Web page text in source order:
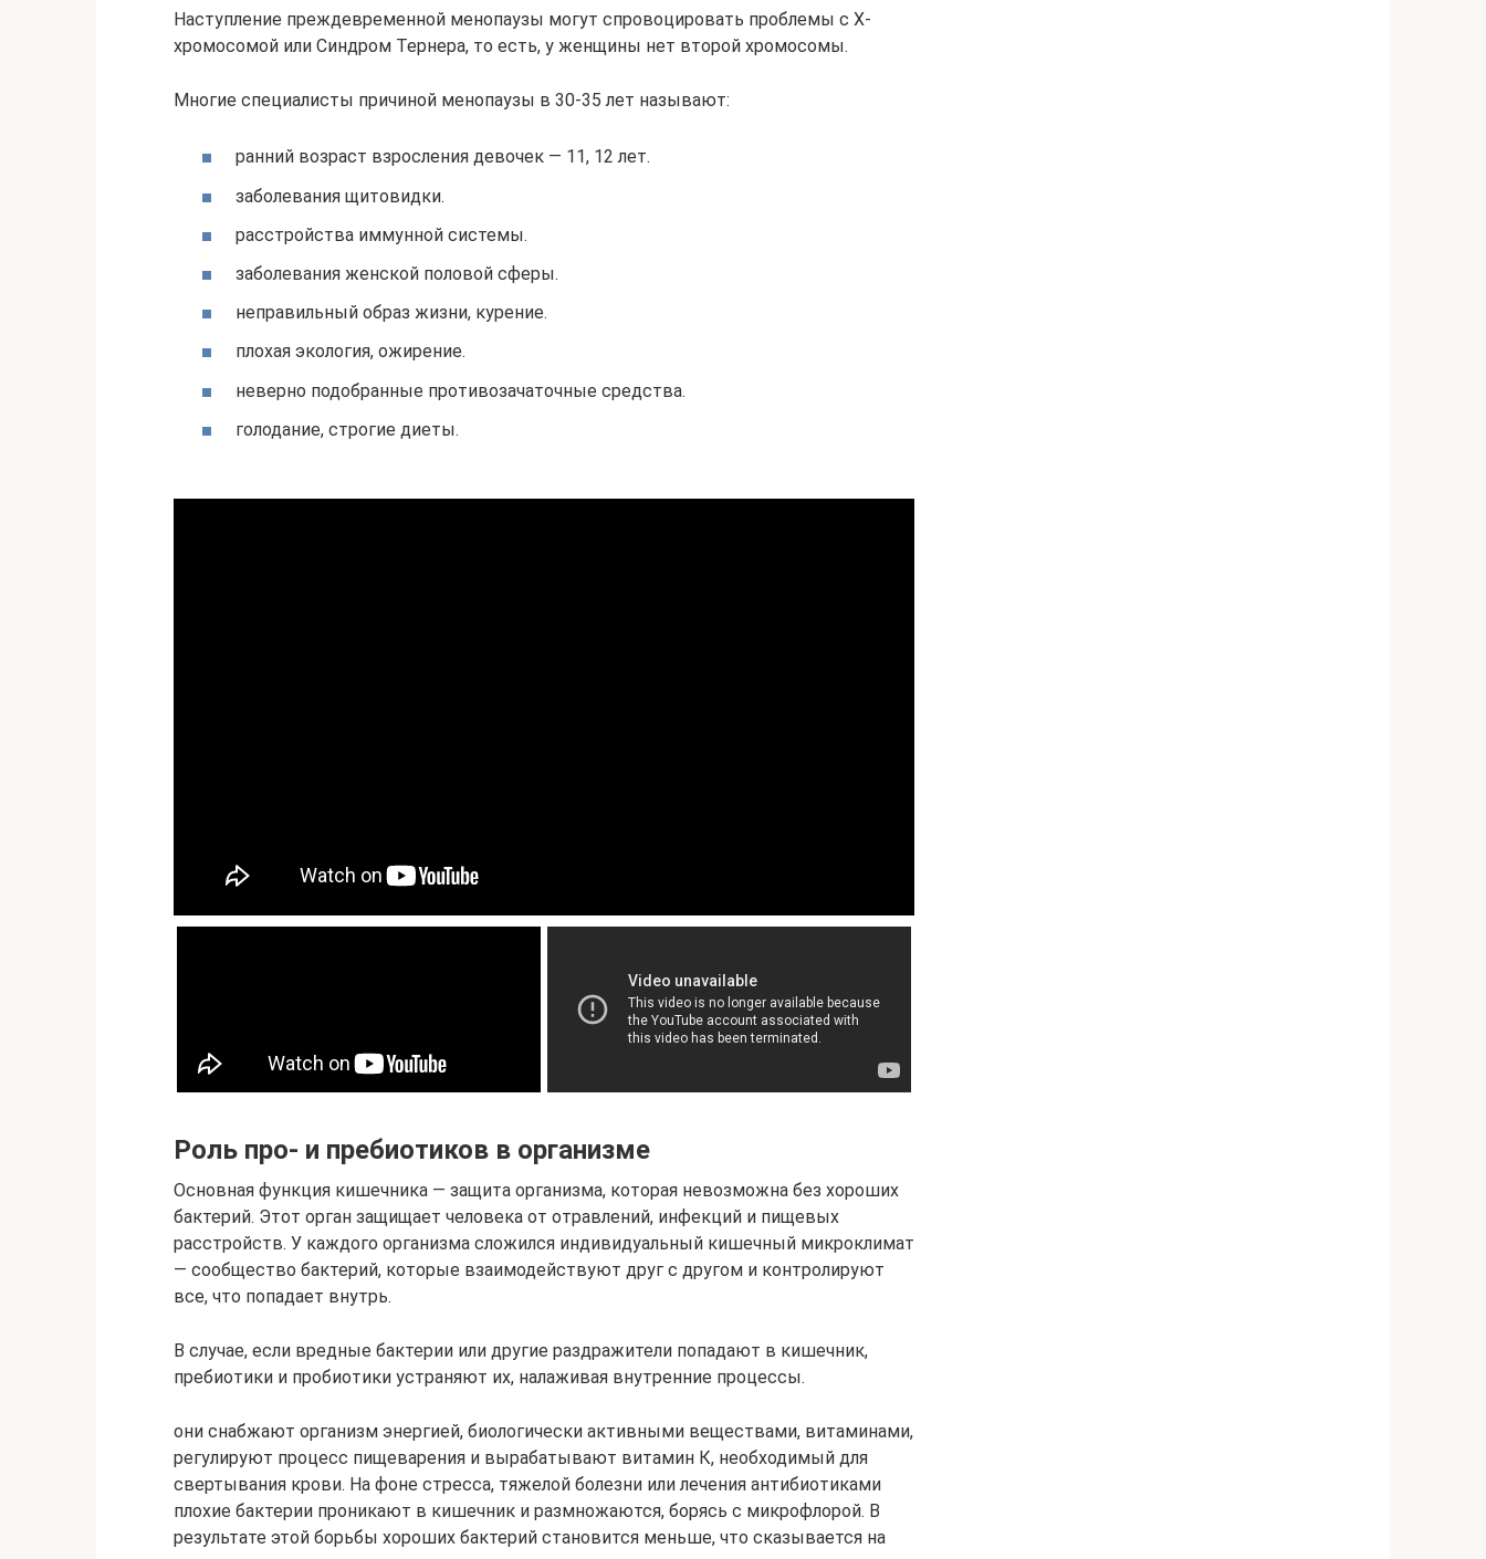
Наступление преждевременной менопаузы могут спровоцировать проблемы с Х-
хромосомой или Синдром Тернера, то есть, у женщины нет второй хромосомы.
Многие специалисты причиной менопаузы в 30-35 лет называют:
ранний возраст взросления девочек — 11, 12 лет.
заболевания щитовидки.
расстройства иммунной системы.
заболевания женской половой сферы.
неправильный образ жизни, курение.
плохая экология, ожирение.
неверно подобранные противозачаточные средства.
голодание, строгие диеты.
Роль про- и пребиотиков в организме
Основная функция кишечника — защита организма, которая невозможна без хороших
бактерий. Этот орган защищает человека от отравлений, инфекций и пищевых
расстройств. У каждого организма сложился индивидуальный кишечный микроклимат
— сообщество бактерий, которые взаимодействуют друг с другом и контролируют
все, что попадает внутрь.
В случае, если вредные бактерии или другие раздражители попадают в кишечник,
пребиотики и пробиотики устраняют их, налаживая внутренние процессы.
они снабжают организм энергией, биологически активными веществами, витаминами,
регулируют процесс пищеварения и вырабатывают витамин К, необходимый для
свертывания крови. На фоне стресса, тяжелой болезни или лечения антибиотиками
плохие бактерии проникают в кишечник и размножаются, борясь с микрофлорой. В
результате этой борьбы хороших бактерий становится меньше, что сказывается на